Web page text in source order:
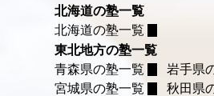
北海道の塾一覧
北海道の塾一覧
東北地方の塾一覧
青森県の塾一覧
岩手県
宮城県の塾一覧
秋田県